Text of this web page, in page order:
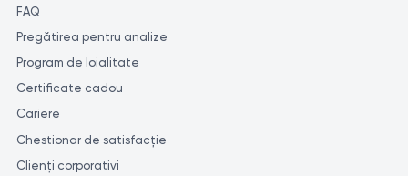
FAQ
Pregătirea pentru analize
Program de loialitate
Certificate cadou
Cariere
Chestionar de satisfacție
Clienți corporativi